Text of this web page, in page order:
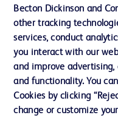
インクルージョン、ダイ
シティ ＆ エクイティ
投資家向け情報（英語）
会社案内
お問い合わせ
Becton Dickinson and
other tracking
services, conduct
you interact with our
and improve
and functionality. You
Cookies by clicking
change or customize